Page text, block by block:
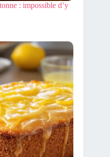
: impossible d’y